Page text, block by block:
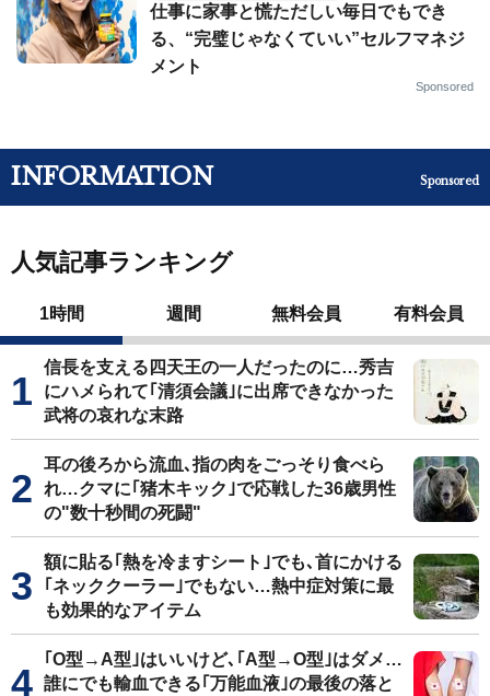
仕事に家事と慌ただしい毎日でもでき
る、“完璧じゃなくていい”セルフマネジ
メント
Sponsored
INFORMATION Sponsored
人気記事ランキング
1時間 週間 無料会員 有料会員
信長を支える四天王の一人だったのに…秀吉
にハメられて｢清須会議｣に出席できなかった
武将の哀れな末路
耳の後ろから流血､指の肉をごっそり食べら
れ…クマに｢猪木キック｣で応戦した36歳男性
の"数十秒間の死闘"
額に貼る｢熱を冷ますシート｣でも､首にかける
｢ネッククーラー｣でもない…熱中症対策に最
も効果的なアイテム
｢O型→A型｣はいいけど､｢A型→O型｣はダメ…
誰にでも輸血できる｢万能血液｣の最後の落と